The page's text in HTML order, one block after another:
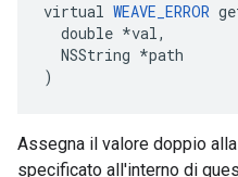
virtual WEAVE_ERROR
  double *val,
  NSString *path
)
Assegna il valore doppio
specificato all'interno di